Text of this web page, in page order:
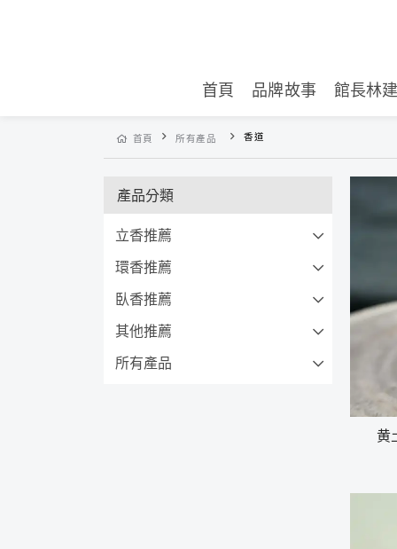
首頁 品牌故事 館長林
首頁 所有產品 香道
產品分類
立香推薦
環香推薦
臥香推薦
其他推薦
所有產品
黄